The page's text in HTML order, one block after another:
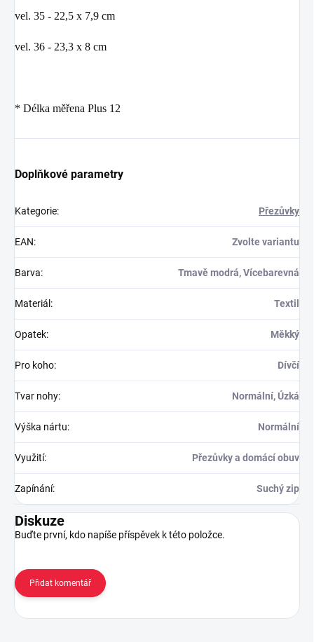
vel. 35 - 22,5 x 7,9 cm
vel. 36 - 23,3 x 8 cm
* Délka měřena Plus 12
Doplňkové parametry
Kategorie: Přezůvky
EAN: Zvolte variantu
Barva: Tmavě modrá, Vícebarevná
Materiál : Textil
Opatek: Měkký
Pro koho: Dívčí
Tvar nohy: Normální, Úzká
Výška nártu: Normální
Využití: Přezůvky a domácí obuv
Zapínání: Suchý zip
Diskuze
Buďte první, kdo napíše příspěvek k této položce.
Přidat komentář